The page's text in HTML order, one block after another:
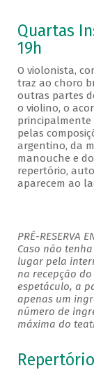
Quartas
19h
O violonista,
traz ao choro
outras partes
o violino, o
pelas
argentino, da
manouche e
repertório,
aparecem ao
PRÉ-RESERVA
Caso não
lugar pela
na recepção do
espetáculo, a
apenas um
número de
máxima do
Repertório